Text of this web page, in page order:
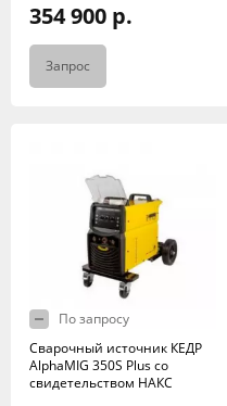
354 900 р.
Запрос
По запросу
Сварочный источник КЕДР
AlphaMIG 350S Plus со
свидетельством НАКС